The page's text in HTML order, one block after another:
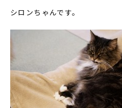
シロンちゃんです。